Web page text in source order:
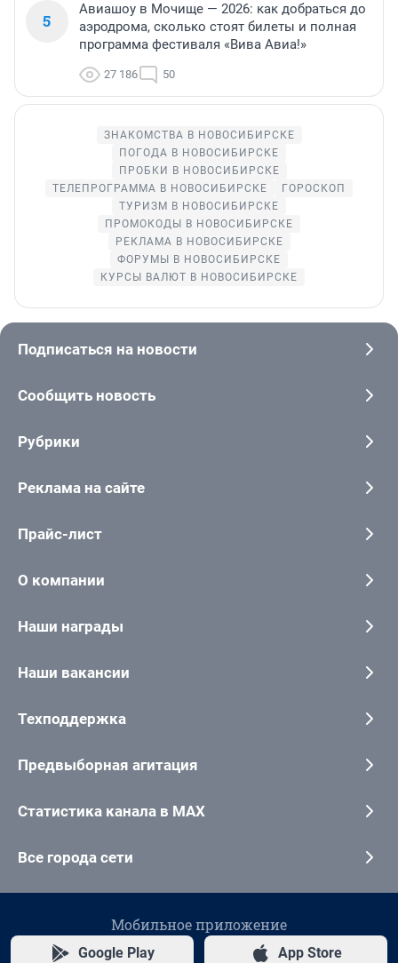
5
Авиашоу в Мочище — 2026: как добраться до
аэродрома, сколько стоят билеты и полная
программа фестиваля «Вива Авиа!»
27 186 50
ЗНАКОМСТВА В НОВОСИБИРСКЕ
ПОГОДА В НОВОСИБИРСКЕ
ПРОБКИ В НОВОСИБИРСКЕ
ТЕЛЕПРОГРАММА В НОВОСИБИРСКЕ
ГОРОСКОП
ТУРИЗМ В НОВОСИБИРСКЕ
ПРОМОКОДЫ В НОВОСИБИРСКЕ
РЕКЛАМА В НОВОСИБИРСКЕ
ФОРУМЫ В НОВОСИБИРСКЕ
КУРСЫ ВАЛЮТ В НОВОСИБИРСКЕ
Подписаться на новости
Сообщить новость
Рубрики
Реклама на сайте
Прайс-лист
О компании
Наши награды
Наши вакансии
Техподдержка
Предвыборная агитация
Статистика канала в MAX
Все города сети
Мобильное приложение
Google Play App Store